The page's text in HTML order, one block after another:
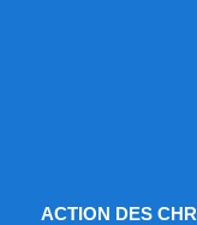
ACTION DES